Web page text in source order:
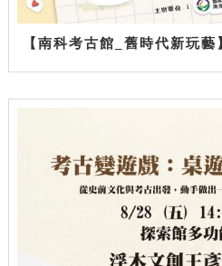
【南科考古館_舊時代新玩藝